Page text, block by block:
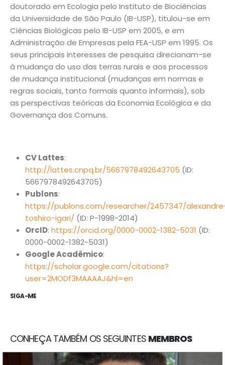
doutorado em Ecologia pelo Instituto de Biociências
da Universidade de São Paulo (IB-USP), titulou-se em
Ciências Biológicas pelo IB-USP em 2005, e em
Administração de Empresas pela FEA-USP em 1995. Os
seus principais interesses de pesquisa direcionam-se
à mudança do uso das terras rurais e aos processos
de mudança institucional (mudanças em normas e
regras sociais, tanto formais quanto informais), sob
as perspectivas teóricas da Economia Ecológica e da
Governança dos Comuns.
CV Lattes:
http://lattes.cnpq.br/5667978492643705 (ID:
5667978492643705)
Publons:
https://publons.com/researcher/2457347/
toshiro-igari/ (ID: P-1998-2014)
OrcID: https://orcid.org/0000-0002-1382-5031 (ID:
0000-0002-1382-5031)
Google Acadêmico:
https://scholar.google.com/citations?
user=2MODf3MAAAAJ&hl=en
SIGA-ME
CONHEÇA TAMBÉM OS SEGUINTES MEMBROS
Núcleo de Análise e Síntese de Soluções Baseadas na
Natureza.
biotasintese@usp.br
Instituto de Estudos Avançados, Universidade de São
05508-060.
05508-020.